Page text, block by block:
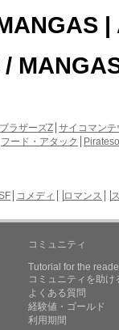
|
ラザーズZ サイコマンテ
フード・アタック
コメディ ロマンス
コミュニティ
Tutorial for the
コミュニティを助け
よくある質問
経験値・ゴールド
利用期間